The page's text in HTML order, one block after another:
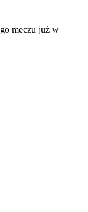
meczu już w